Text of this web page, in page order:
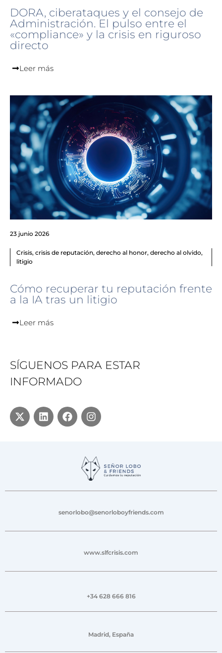
DORA, ciberataques y el consejo de
Administración. El pulso entre el
«compliance» y la crisis en riguroso
directo
Leer más
23 junio 2026
Crisis, crisis de reputación, derecho al honor, derecho al olvido,
litigio
Cómo recuperar tu reputación frente
a la IA tras un litigio
Leer más
SÍGUENOS PARA ESTAR
INFORMADO
senorlobo@senorloboyfriends.com
www.slfcrisis.com
+34 628 666 816
Madrid, España